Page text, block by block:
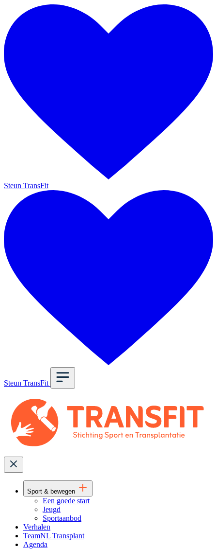
Steun TransFit
Steun TransFit
Sport & bewegen
Een goede start
Jeugd
Sportaanbod
Verhalen
TeamNL Transplant
Agenda